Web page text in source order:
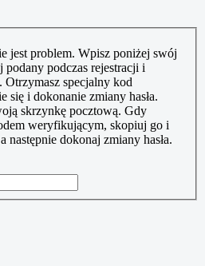
jest problem. Wpisz poniżej swój
podany podczas rejestracji i
specjalny kod
się i dokonanie zmiany hasła.
skrzynkę pocztową. Gdy
weryfikującym, skopiuj go i
następnie dokonaj zmiany hasła.